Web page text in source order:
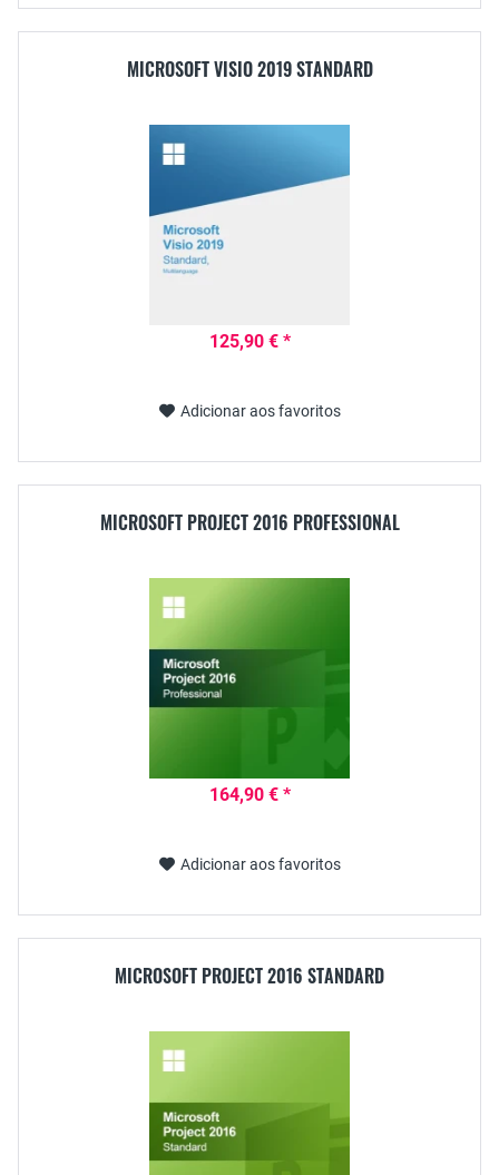
MICROSOFT VISIO 2019 STANDARD
125,90 € *
Adicionar aos favoritos
MICROSOFT PROJECT 2016 PROFESSIONAL
164,90 € *
Adicionar aos favoritos
MICROSOFT PROJECT 2016 STANDARD